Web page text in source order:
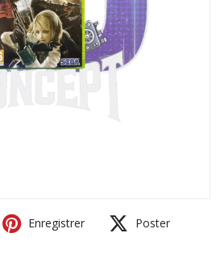
Enregistrer Poster